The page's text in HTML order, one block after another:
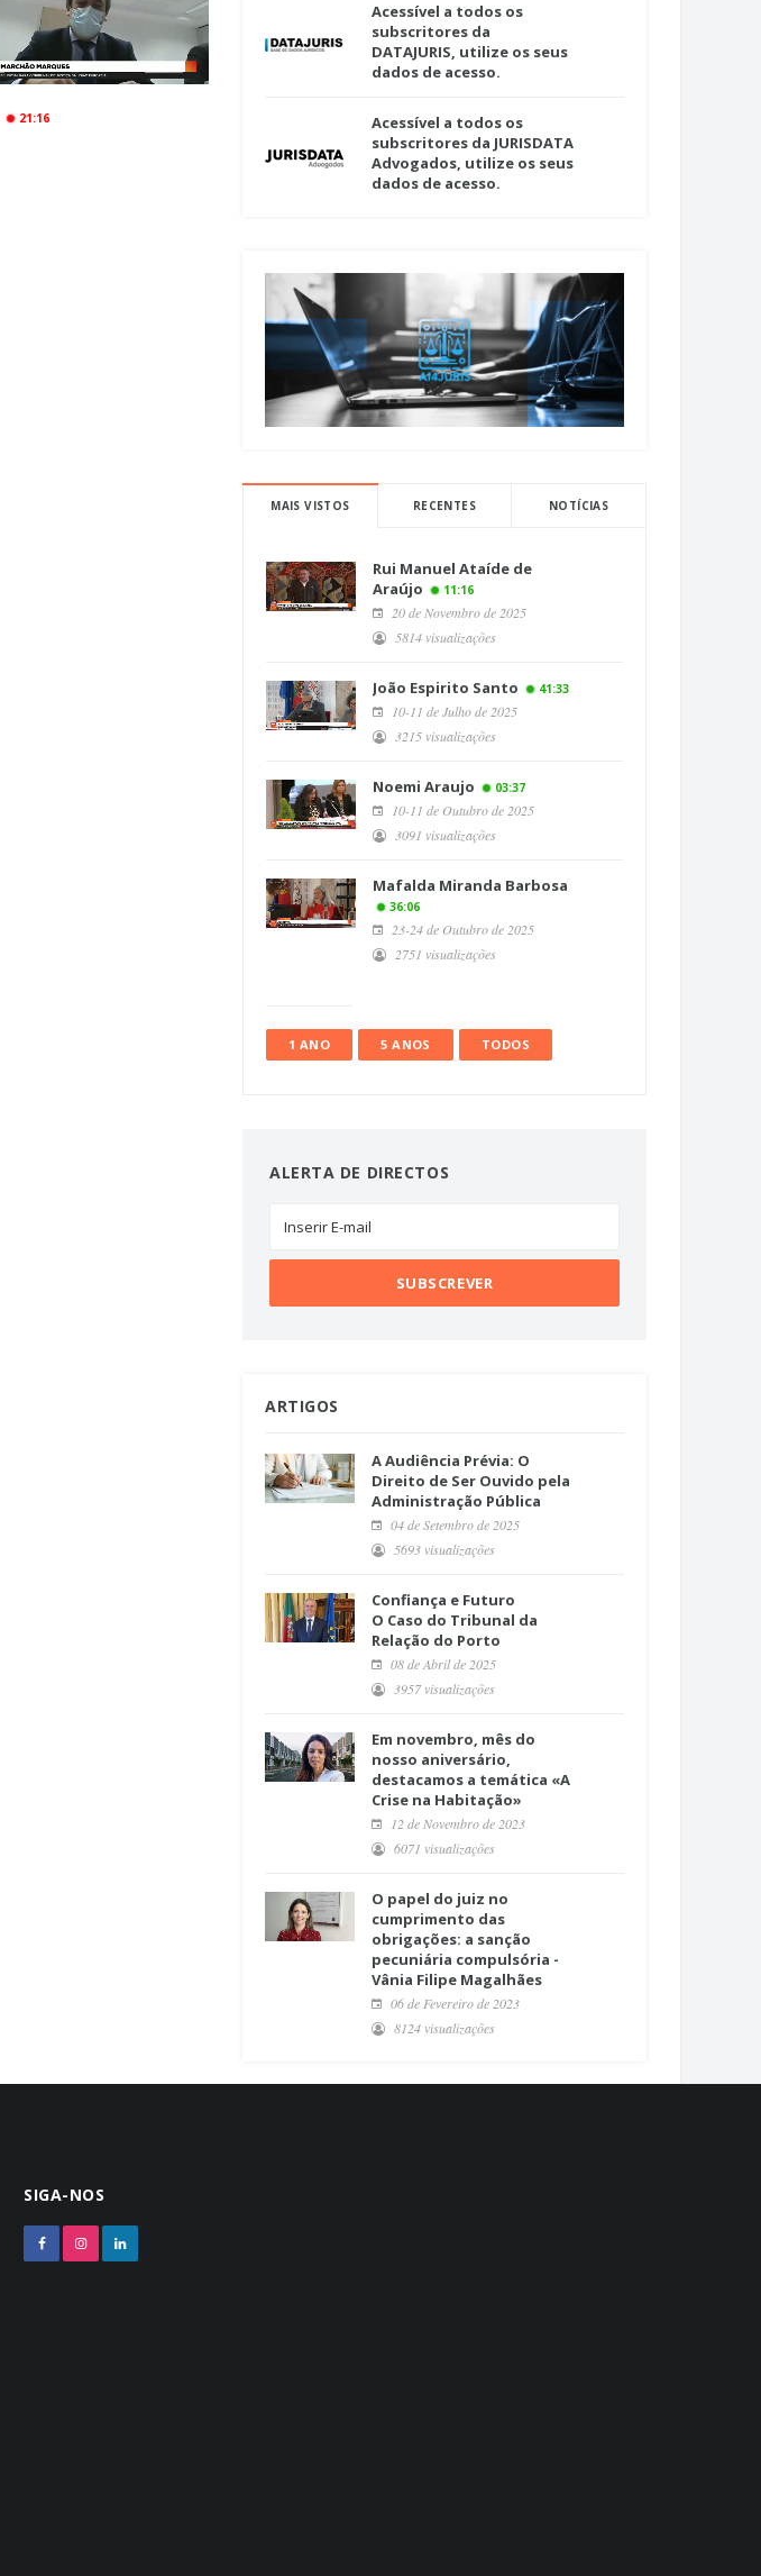
21:16
Acessível a todos os
subscritores da
DATAJURIS, utilize os seus
dados de acesso.
Acessível a todos os
subscritores da JURISDATA
Advogados, utilize os seus
dados de acesso.
MAIS VISTOS RECENTES NOTÍCIAS
Rui Manuel Ataíde de
Araújo
11:16
20 de Novembro de 2025
5814 visualizações
João Espirito Santo 41:33
10-11 de Julho de 2025
3215 visualizações
Noemi Araujo 03:37
10-11 de Outubro de 2025
3091 visualizações
Mafalda Miranda Barbosa
36:06
23-24 de Outubro de 2025
2751 visualizações
1 ANO 5 ANOS TODOS
ALERTA DE DIRECTOS
ARTIGOS
A Audiência Prévia: O
Direito de Ser Ouvido pela
Administração Pública
04 de Setembro de 2025
5693 visualizações
Confiança e Futuro
O Caso do Tribunal da
Relação do Porto
08 de Abril de 2025
3957 visualizações
Em novembro, mês do
nosso aniversário,
destacamos a temática «A
Crise na Habitação»
12 de Novembro de 2023
6071 visualizações
O papel do juiz no
cumprimento das
obrigações: a sanção
pecuniária compulsória -
Vânia Filipe Magalhães
06 de Fevereiro de 2023
8124 visualizações
SIGA-NOS